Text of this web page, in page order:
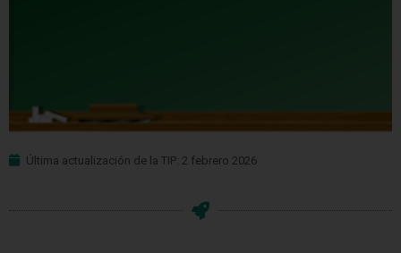
Última actualización de la TIP: 2 febrero 2026